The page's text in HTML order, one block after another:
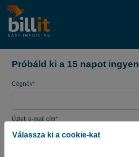
Válassza ki a cookie-kat
Próbáld ki a 15 napot ingyen
Cégnév*
Üzleti e-mail cím*